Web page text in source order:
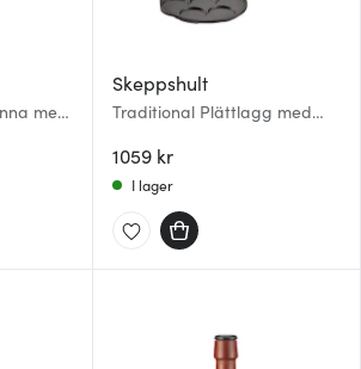
med
Skeppshult
Traditional Plättlagg med
1059 kr
I lager